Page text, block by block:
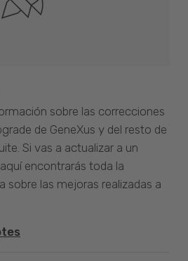
sobre las correcciones
de GeneXus y del resto de
Si vas a actualizar a un
encontrarás toda la
sobre las mejoras realizadas a